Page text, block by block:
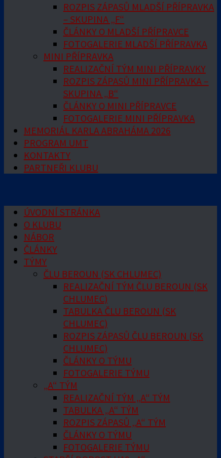
ROZPIS ZÁPASŮ MLADŠÍ PŘÍPRAVKA
– SKUPINA „F“
ČLÁNKY O MLADŠÍ PŘÍPRAVCE
FOTOGALERIE MLADŠÍ PŘÍPRAVKA
MINI PŘÍPRAVKA
REALIZAČNÍ TÝM MINI PŘÍPRAVKY
ROZPIS ZÁPASŮ MINI PŘÍPRAVKA –
SKUPINA „B“
ČLÁNKY O MINI PŘÍPRAVCE
FOTOGALERIE MINI PŘÍPRAVKA
MEMORIÁL KARLA ABRAHÁMA 2026
PROGRAM UMT
KONTAKTY
PARTNEŘI KLUBU
ÚVODNÍ STRÁNKA
O KLUBU
NÁBOR
ČLÁNKY
TÝMY
ČLU BEROUN (SK CHLUMEC)
REALIZAČNÍ TÝM ČLU BEROUN (SK
CHLUMEC)
TABULKA ČLU BEROUN (SK
CHLUMEC)
ROZPIS ZÁPASŮ ČLU BEROUN (SK
CHLUMEC)
ČLÁNKY O TÝMU
FOTOGALERIE TÝMU
„A“ TÝM
REALIZAČNÍ TÝM „A“ TÝM
TABULKA „A“ TÝM
ROZPIS ZÁPASŮ „A“ TÝM
ČLÁNKY O TÝMU
FOTOGALERIE TÝMU